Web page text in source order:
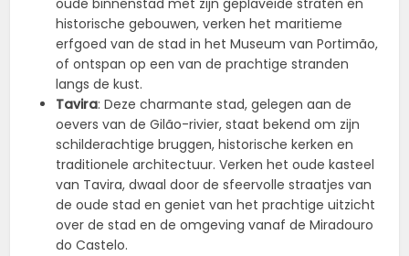
oude binnenstad met zijn geplaveide straten en
historische gebouwen, verken het maritieme
erfgoed van de stad in het Museum van Portimão,
of ontspan op een van de prachtige stranden
langs de kust.
Tavira: Deze charmante stad, gelegen aan de
oevers van de Gilão-rivier, staat bekend om zijn
schilderachtige bruggen, historische kerken en
traditionele architectuur. Verken het oude kasteel
van Tavira, dwaal door de sfeervolle straatjes van
de oude stad en geniet van het prachtige uitzicht
over de stad en de omgeving vanaf de Miradouro
do Castelo.